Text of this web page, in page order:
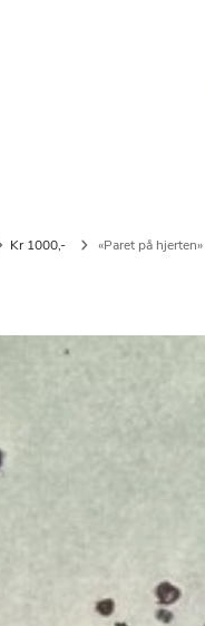
Kr 1000,- «Paret på hjerten»